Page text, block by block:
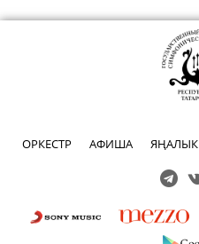
ОРКЕСТР АФИША ЯҢАЛЫК